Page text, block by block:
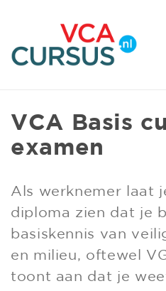
VCA Basis
examen
Als werknemer laat
diploma zien dat je
basiskennis van
en milieu, oftewel
toont aan dat je